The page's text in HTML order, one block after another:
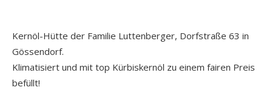
Kernöl-Hütte der Familie Luttenberger, Dorfstraße 63 in
Gössendorf.
Klimatisiert und mit top Kürbiskernöl zu einem fairen Preis
befüllt!